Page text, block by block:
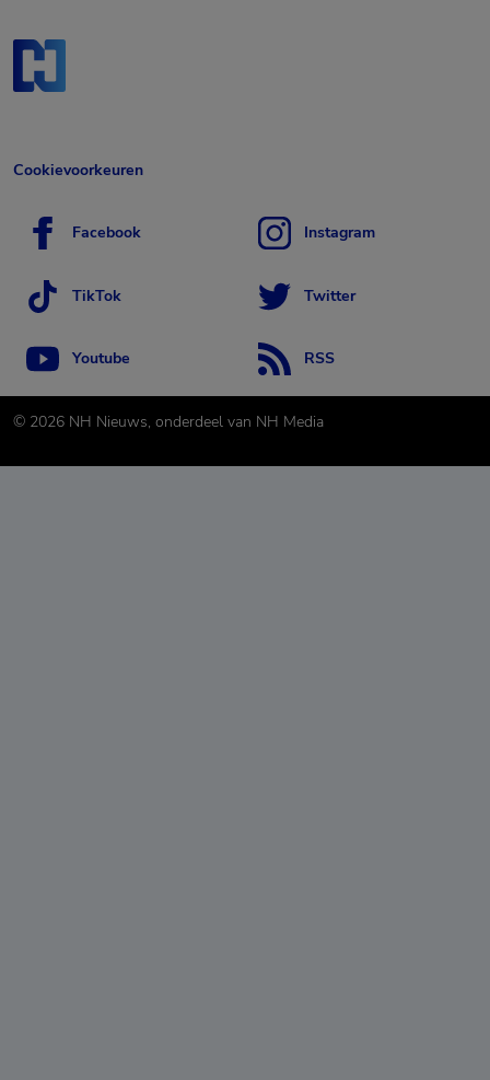
Cookievoorkeuren
Facebook Instagram
TikTok Twitter
Youtube RSS
© 2026 NH Nieuws, onderdeel van NH Media